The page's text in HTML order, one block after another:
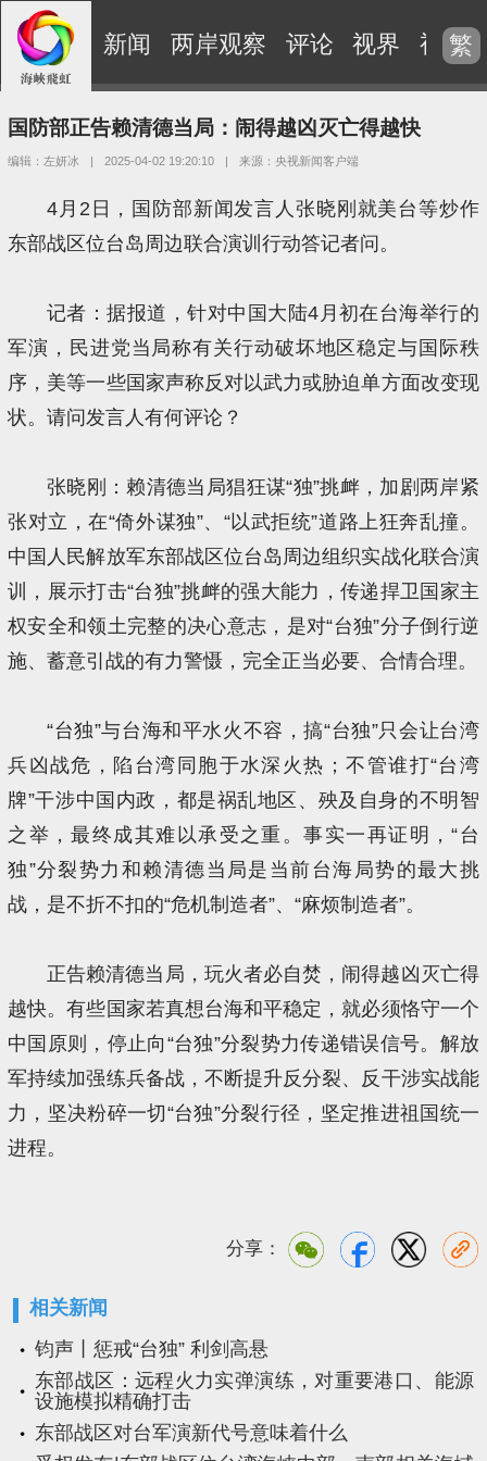
新闻 两岸观察 评论 视界 视频
繁
国防部正告赖清德当局：闹得越凶灭亡得越快
编辑：左妍冰 | 2025-04-02 19:20:10 | 来源：央视新闻客户端
4月2日，国防部新闻发言人张晓刚就美台等炒作
东部战区位台岛周边联合演训行动答记者问。
记者：据报道，针对中国大陆4月初在台海举行的
军演，民进党当局称有关行动破坏地区稳定与国际秩
序，美等一些国家声称反对以武力或胁迫单方面改变现
状。请问发言人有何评论？
张晓刚：赖清德当局猖狂谋“独”挑衅，加剧两岸紧
张对立，在“倚外谋独”、“以武拒统”道路上狂奔乱撞。
中国人民解放军东部战区位台岛周边组织实战化联合演
训，展示打击“台独”挑衅的强大能力，传递捍卫国家主
权安全和领土完整的决心意志，是对“台独”分子倒行逆
施、蓄意引战的有力警慑，完全正当必要、合情合理。
“台独”与台海和平水火不容，搞“台独”只会让台湾
兵凶战危，陷台湾同胞于水深火热；不管谁打“台湾
牌”干涉中国内政，都是祸乱地区、殃及自身的不明智
之举，最终成其难以承受之重。事实一再证明，“台
独”分裂势力和赖清德当局是当前台海局势的最大挑
战，是不折不扣的“危机制造者”、“麻烦制造者”。
正告赖清德当局，玩火者必自焚，闹得越凶灭亡得
越快。有些国家若真想台海和平稳定，就必须恪守一个
中国原则，停止向“台独”分裂势力传递错误信号。解放
军持续加强练兵备战，不断提升反分裂、反干涉实战能
力，坚决粉碎一切“台独”分裂行径，坚定推进祖国统一
进程。
分享：
相关新闻
钧声丨惩戒“台独” 利剑高悬
东部战区：远程火力实弹演练，对重要港口、能源
设施模拟精确打击
东部战区对台军演新代号意味着什么